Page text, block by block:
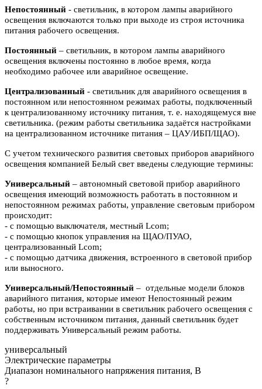
Непостоянный - светильник, в котором лампы аварийного
освещения включаются только при выходе из строя источника
питания рабочего освещения.
Постоянный – светильник, в котором лампы аварийного
освещения включены постоянно в любое время, когда
необходимо рабочее или аварийное освещение.
Централизованный - светильник для аварийного освещения в
постоянном или непостоянном режимах работы, подключенный
к централизованному источнику питания, т. е. находящемуся вне
светильника. (режим работы светильника задаётся настройками
на централизованном источнике питания – ЦАУ/ИБП/ЩАО).
С учетом технического развития световых приборов аварийного
освещения компанией Белый свет введены следующие термины:
Универсальный – автономный световой прибор аварийного
освещения имеющий возможность работать в постоянном и
непостоянном режимах работы, управление световым прибором
происходит:
- с помощью выключателя, местный Lcom;
- с помощью кнопок управления на ЩАО/ПУАО,
централизованный Lcom;
- с помощью датчика движения, встроенного в световой прибор
или выносного.
Универсальный/Непостоянный – отдельные модели блоков
аварийного питания, которые имеют Непостоянный режим
работы, но при встраивании в светильник рабочего освещения с
собственным источником питания, данный светильник будет
поддерживать Универсальный режим работы.
универсальный
Электрические параметры
Диапазон номинального напряжения питания, В
?